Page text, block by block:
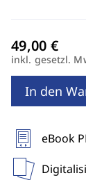
inkl. gesetzl.
In den
eBook